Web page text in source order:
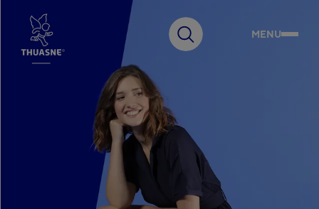
Faire
une
MENU
Notre Groupe
Choisissez votre pays
Australia
Belgium
Nederlands
Czech Republic